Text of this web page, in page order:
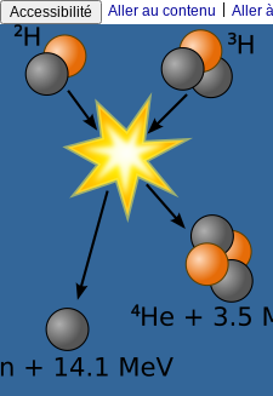
Accessibilité Aller au contenu Aller